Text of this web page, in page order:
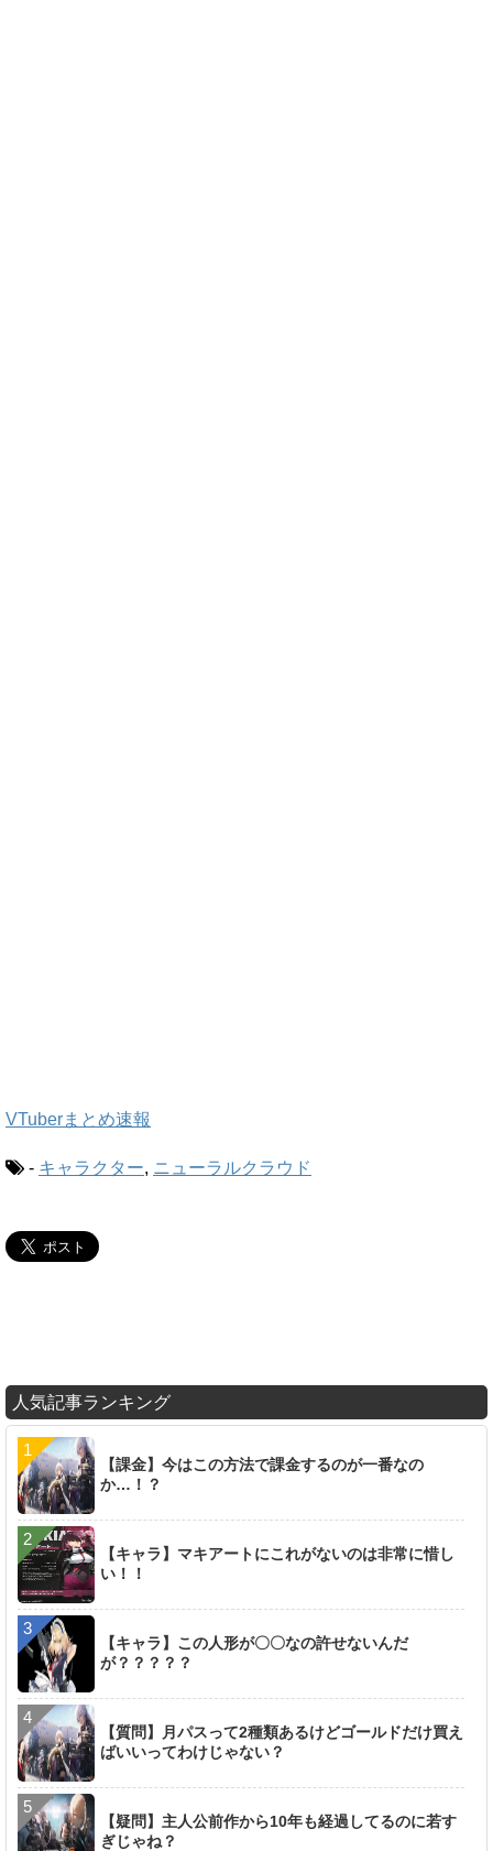
VTuberまとめ速報
- キャラクター, ニューラルクラウド
人気記事ランキング
【課金】今はこの方法で課金するのが一番なの
か…！？
【キャラ】マキアートにこれがないのは非常に惜し
い！！
【キャラ】この人形が〇〇なの許せないんだ
が？？？？？
【質問】月パスって2種類あるけどゴールドだけ買え
ばいいってわけじゃない？
【疑問】主人公前作から10年も経過してるのに若す
ぎじゃね？